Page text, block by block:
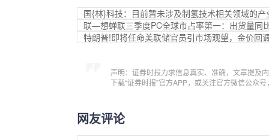
国{林}科技：目前暂未涉及制氢技术相关领域的产
联—想蝉联三季度PC全球市占率第一：出货量同
特朗普!即将任命美联储官员引市场观望，金价回
声明：证券时报力求信息真实、准确，文章提及
下载“证券时报”官方APP，或关注官方微信公众
网友评论